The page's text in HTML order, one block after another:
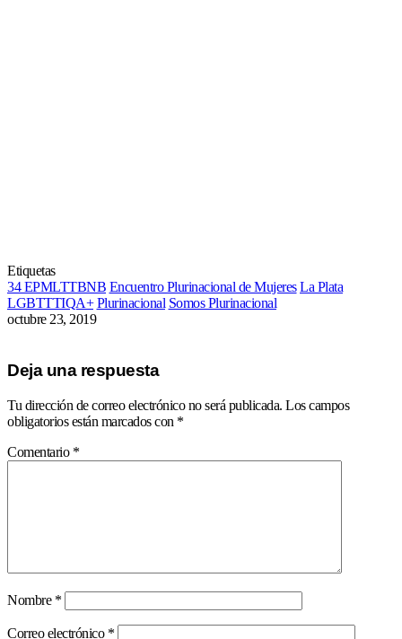
Etiquetas
34 EPMLTTBNB Encuentro Plurinacional de Mujeres La Plata
LGBTTTIQA+ Plurinacional Somos Plurinacional
octubre 23, 2019
Deja una respuesta
Tu dirección de correo electrónico no será publicada. Los campos
obligatorios están marcados con *
Comentario *
Nombre *
Correo electrónico *